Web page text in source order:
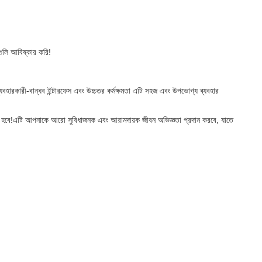
আবিষ্কার করি!
বান্ধব ইন্টারফেস এবং উচ্চতর কর্মক্ষমতা এটি সহজ এবং উপভোগ্য ব্যবহার
আপনাকে আরো সুবিধাজনক এবং আরামদায়ক জীবন অভিজ্ঞতা প্রদান করবে, যাতে